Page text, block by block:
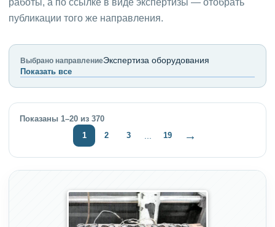
публикации того же направления.
Выбрано направлениеЭкспертиза оборудования
Показать все
Показаны 1–20 из 370
1
2 3 19 →